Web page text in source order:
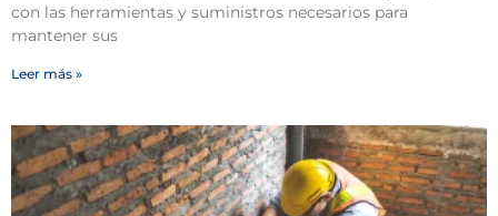
con las herramientas y suministros necesarios para
mantener sus
Leer más »